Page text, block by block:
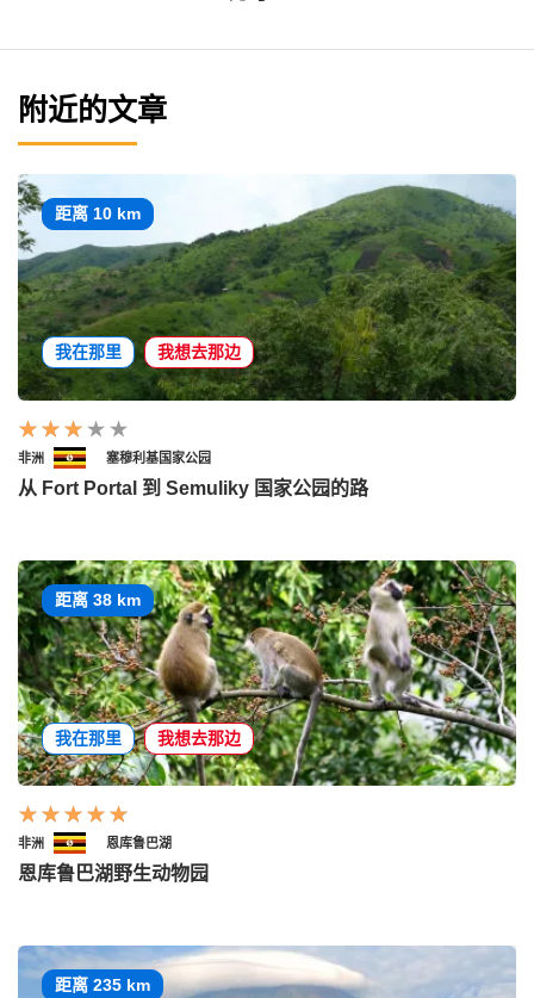
附近的文章
距离 10 km
我在那里 我想去那边
非洲 塞穆利基国家公园
从 Fort Portal 到 Semuliky 国家公园的路
距离 38 km
我在那里 我想去那边
非洲 恩库鲁巴湖
恩库鲁巴湖野生动物园
距离 235 km